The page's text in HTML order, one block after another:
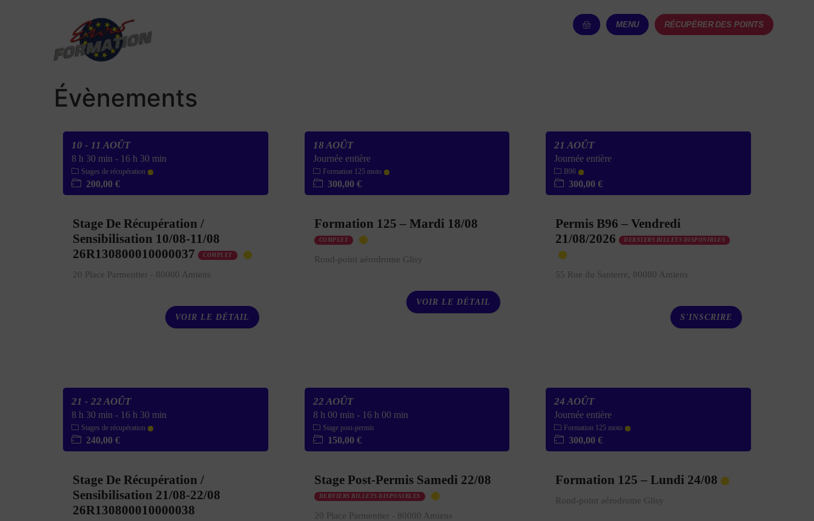
MENU RÉCUPÉRER DES POINTS
Évènements
10 - 11 AOÛT
8 h 30 min - 16 h 30 min
Stages de récupération
200,00 €
Stage De Récupération /
Sensibilisation 10/08-11/08
26R130800010000037
COMPLET
20 Place Parmentier - 80000 Amiens
VOIR LE DÉTAIL
18 AOÛT
Journée entière
Formation 125 moto
300,00 €
Formation 125 – Mardi 18/08
COMPLET
Rond-point aérodrome Glisy
VOIR LE DÉTAIL
21 AOÛT
Journée entière
B96
300,00 €
Permis B96 – Vendredi
21/08/2026
DERNIERS BILLETS DISPONIBLES
55 Rue du Santerre, 80080 Amiens
S'INSCRIRE
21 - 22 AOÛT
8 h 30 min - 16 h 30 min
Stages de récupération
240,00 €
Stage De Récupération /
Sensibilisation 21/08-22/08
26R130800010000038
22 AOÛT
8 h 00 min - 16 h 00 min
Stage post-permis
150,00 €
Stage Post-Permis Samedi 22/08
DERNIERS BILLETS DISPONIBLES
20 Place Parmentier - 80000 Amiens
24 AOÛT
Journée entière
Formation 125 moto
300,00 €
Formation 125 – Lundi 24/08
Rond-point aérodrome Glisy